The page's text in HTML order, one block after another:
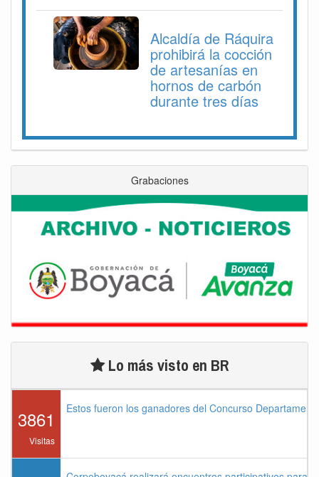
Alcaldía de Ráquira
prohibirá la cocción
de artesanías en
hornos de carbón
durante tres días
Grabaciones
Lo más visto en BR
3861
Visitas
Estos fueron los ganadores del Concurso